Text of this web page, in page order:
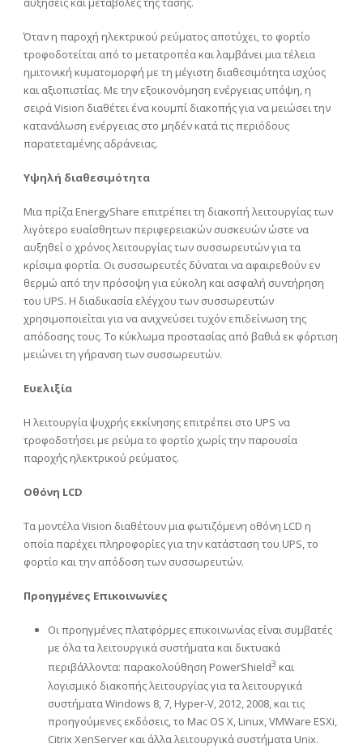
Όταν η παροχή ηλεκτρικού ρεύματος αποτύχει, το φορτίο
τροφοδοτείται από το μετατροπέα και λαμβάνει μια τέλεια
ημιτονική κυματομορφή με τη μέγιστη διαθεσιμότητα ισχύος
και αξιοπιστίας. Με την εξοικονόμηση ενέργειας υπόψη, η
σειρά Vision διαθέτει ένα κουμπί διακοπής για να μειώσει την
κατανάλωση ενέργειας στο μηδέν κατά τις περιόδους
παρατεταμένης αδράνειας.
Υψηλή διαθεσιμότητα
Μια πρίζα EnergyShare επιτρέπει τη διακοπή λειτουργίας των
λιγότερο ευαίσθητων περιφερειακών συσκευών ώστε να
αυξηθεί ο χρόνος λειτουργίας των συσσωρευτών για τα
κρίσιμα φορτία. Οι συσσωρευτές δύναται να αφαιρεθούν εν
θερμώ από την πρόσοψη για εύκολη και ασφαλή συντήρηση
του UPS. Η διαδικασία ελέγχου των συσσωρευτών
χρησιμοποιείται για να ανιχνεύσει τυχόν επιδείνωση της
απόδοσης τους. Το κύκλωμα προστασίας από βαθιά εκ φόρτιση
μειώνει τη γήρανση των συσσωρευτών.
Ευελιξία
Η λειτουργία ψυχρής εκκίνησης επιτρέπει στο UPS να
τροφοδοτήσει με ρεύμα το φορτίο χωρίς την παρουσία
παροχής ηλεκτρικού ρεύματος.
Οθόνη LCD
Τα μοντέλα Vision διαθέτουν μια φωτιζόμενη οθόνη LCD η
οποία παρέχει πληροφορίες για την κατάσταση του UPS, το
φορτίο και την απόδοση των συσσωρευτών.
Προηγμένες Επικοινωνίες
Οι προηγμένες πλατφόρμες επικοινωνίας είναι συμβατές
με όλα τα λειτουργικά συστήματα και δικτυακά
περιβάλλοντα: παρακολούθηση PowerShield3 και
λογισμικό διακοπής λειτουργίας για τα λειτουργικά
συστήματα Windows 8, 7, Hyper-V, 2012, 2008, και τις
προηγούμενες εκδόσεις, το Mac OS X, Linux, VMWare ESXi,
Citrix XenServer και άλλα λειτουργικά συστήματα Unix.